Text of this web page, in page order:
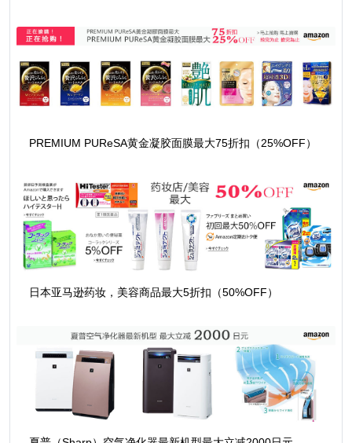
PREMIUM PUReSA黄金凝胶面膜最大75折扣（25%OFF）
日本亚马逊药妆，美容商品最大5折扣（50%OFF）